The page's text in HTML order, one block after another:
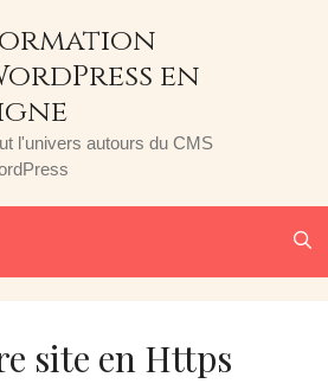
en
l'univers autours du CMS
site en Https